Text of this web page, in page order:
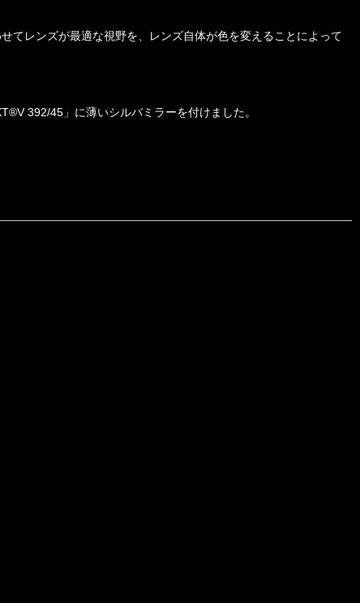
てレンズが最適な視野を、レンズ自体が色を変えることによって
392/45」に薄いシルバミラーを付けました。